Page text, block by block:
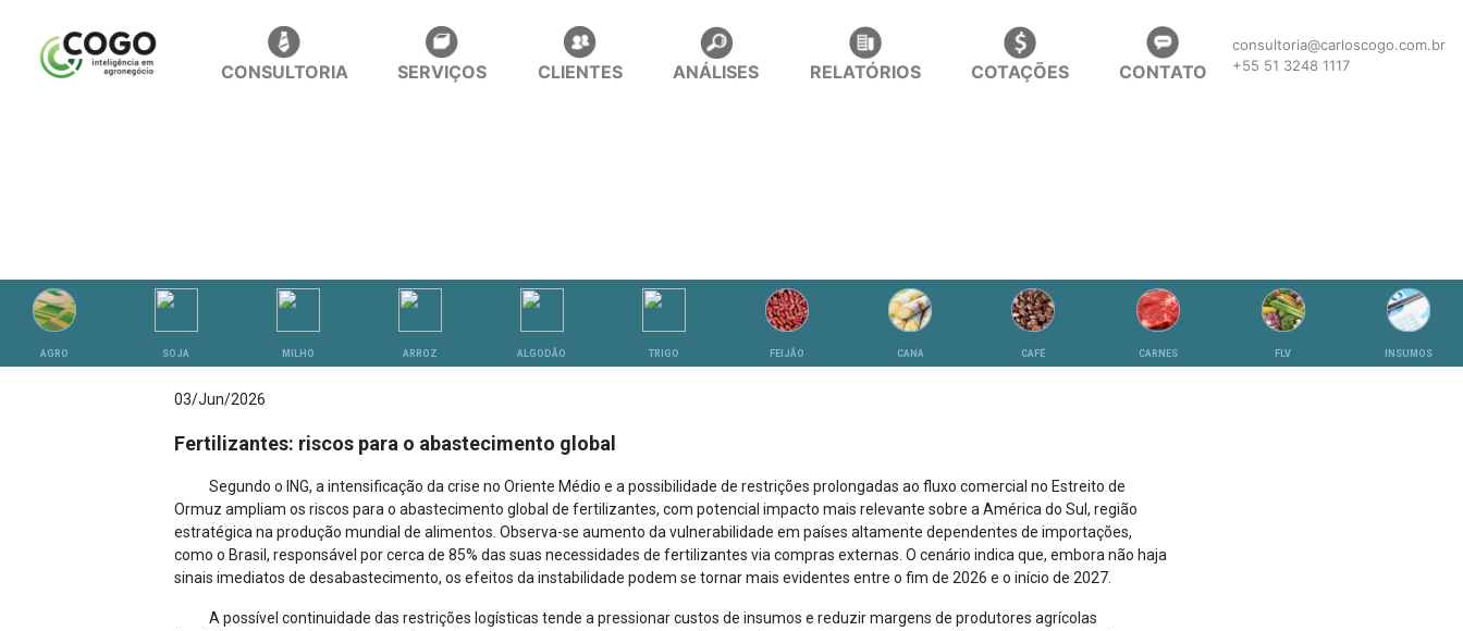
CONSULTORIA SERVIÇOS CLIENTES ANÁLISES RELATÓRIOS COTAÇÕES CONTATO
consultoria@carloscogo.com.br
+55 51 3248 1117
AGRO SOJA MILHO ARROZ ALGODÃO TRIGO FEIJÃO CANA CAFÉ CARNES FLV INSUMOS
03/Jun/2026
Fertilizantes: riscos para o abastecimento global
Segundo o ING, a intensificação da crise no Oriente Médio e a possibilidade de restrições prolongadas ao fluxo comercial no Estreito de
Ormuz ampliam os riscos para o abastecimento global de fertilizantes, com potencial impacto mais relevante sobre a América do Sul, região
estratégica na produção mundial de alimentos. Observa-se aumento da vulnerabilidade em países altamente dependentes de importações,
como o Brasil, responsável por cerca de 85% das suas necessidades de fertilizantes via compras externas. O cenário indica que, embora não haja
sinais imediatos de desabastecimento, os efeitos da instabilidade podem se tornar mais evidentes entre o fim de 2026 e o início de 2027.
A possível continuidade das restrições logísticas tende a pressionar custos de insumos e reduzir margens de produtores agrícolas